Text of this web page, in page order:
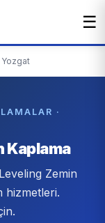
☰
Yozgat
·
Kaplama
Zemin
hizmetleri.